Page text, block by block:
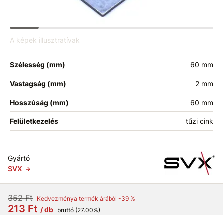
A képek illusztratívak
Szélesség (mm) 60 mm
Vastagság (mm) 2 mm
Hosszúság (mm) 60 mm
Felületkezelés tűzi cink
Gyártó
SVX
352 Ft Kedvezménya termék árából -39 %
213 Ft / db bruttó (27.00%)